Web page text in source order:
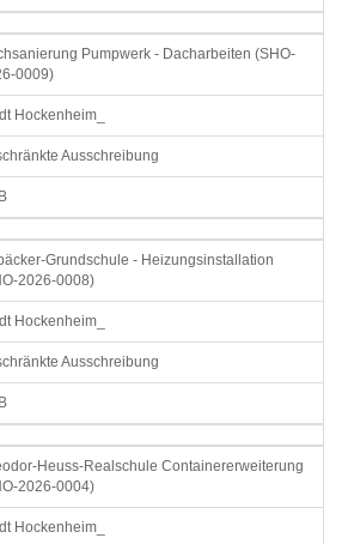
Pumpwerk - Dacharbeiten (SHO-
0009)
Hockenheim_
Ausschreibung
Grundschule - Heizungsinstallation
2026-0008)
Hockenheim_
Ausschreibung
Heuss-Realschule Containererweiterung
2026-0004)
Hockenheim_